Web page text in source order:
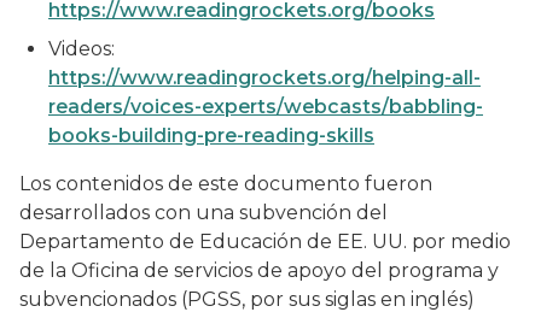
https://www.readingrockets.org/books
Videos:
https://www.readingrockets.org/helping-all-
readers/voices-experts/webcasts/babbling-
books-building-pre-reading-skills
Los contenidos de este documento fueron
desarrollados con una subvención del
Departamento de Educación de EE. UU. por medio
de la Oficina de servicios de apoyo del programa y
subvencionados (PGSS, por sus siglas en inglés)